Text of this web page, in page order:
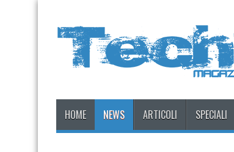
HOME NEWS ARTICOLI SPECIALI